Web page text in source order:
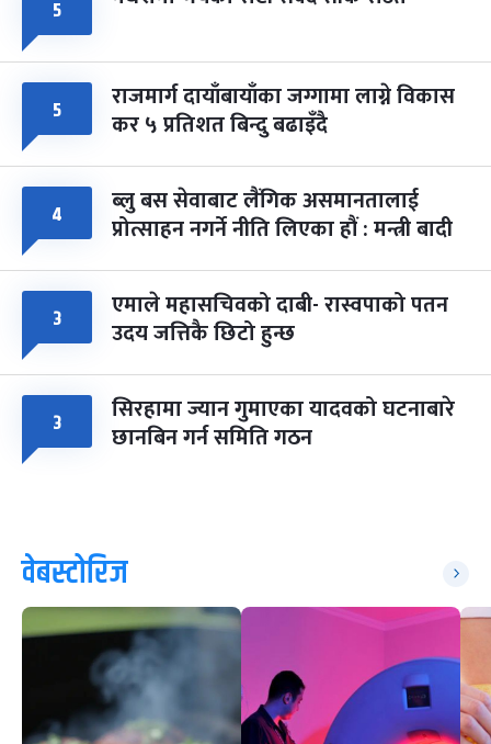
५
५ राजमार्ग दायाँबायाँका जग्गामा लाग्ने विकास
कर ५ प्रतिशत बिन्दु बढाइँदै
४ ब्लु बस सेवाबाट लैंगिक असमानतालाई
प्रोत्साहन नगर्ने नीति लिएका हौं : मन्त्री बादी
३ एमाले महासचिवको दाबी- रास्वपाको पतन
उदय जत्तिकै छिटो हुन्छ
३ सिरहामा ज्यान गुमाएका यादवको घटनाबारे
छानबिन गर्न समिति गठन
वेबस्टोरिज